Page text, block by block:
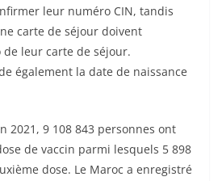
leur numéro CIN, tandis
carte de séjour doivent
leur carte de séjour.
également la date de naissance
2021, 9 108 843 personnes ont
de vaccin parmi lesquels 5 898
dose. Le Maroc a enregistré